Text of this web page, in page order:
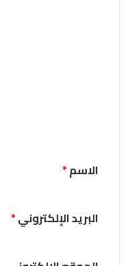
الاسم*
البريد الإلكتروني*